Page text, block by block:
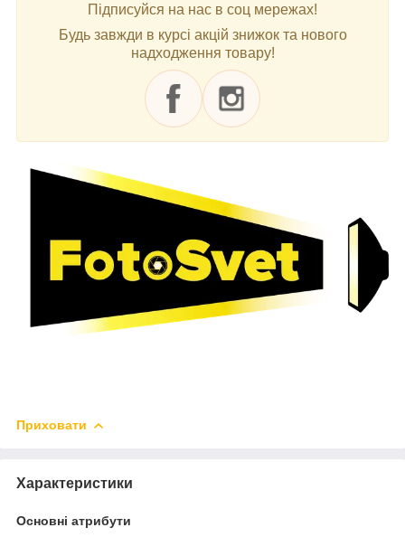
Підписуйся на нас в соц мережах!
Будь завжди в курсі акцій знижок та нового
надходження товару!
Приховати
Характеристики
Основні атрибути